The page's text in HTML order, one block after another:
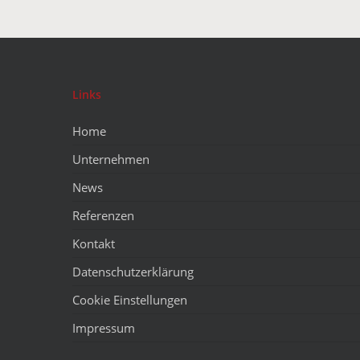
Links
Home
Unternehmen
News
Referenzen
Kontakt
Datenschutzerklärung
Cookie Einstellungen
Impressum